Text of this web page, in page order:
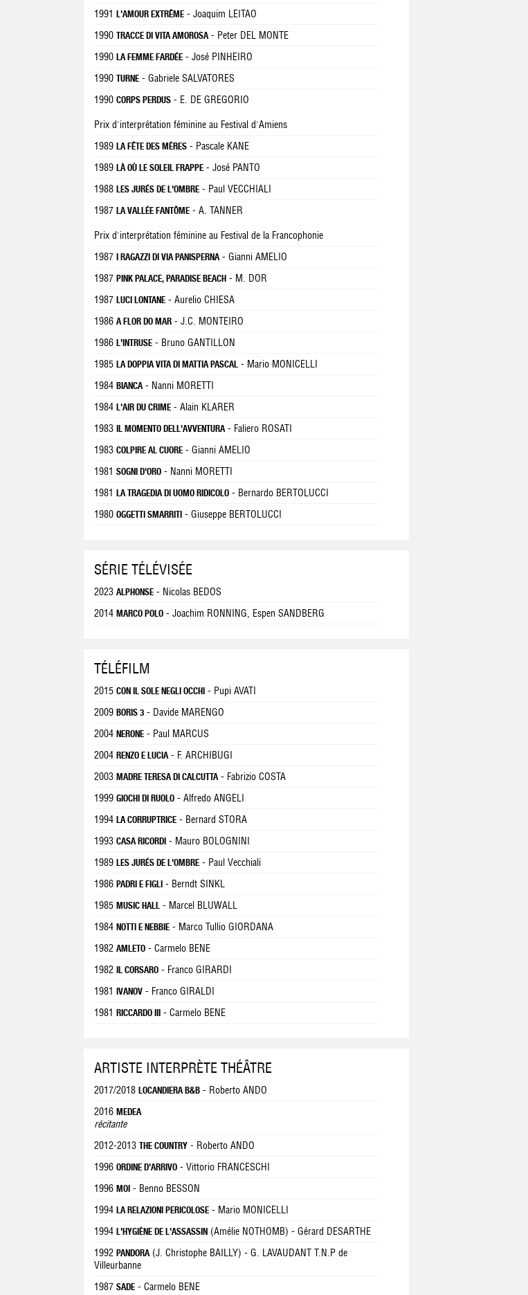
1991 L'AMOUR EXTRÊME - Joaquim LEITAO
1990 TRACCE DI VITA AMOROSA- Peter DEL MONTE
1990 LA FEMME FARDÉE - José PINHEIRO
1990 TURNE - Gabriele SALVATORES
1990 CORPS PERDUS - E. DE GREGORIO
Prix d'interprétation féminine au Festival d'Amiens
1989 LA FÊTE DES MÈRES - Pascale KANE
1989 LÀ OÙ LE SOLEIL FRAPPE - José PANTO
1988 LES JURÉS DE L'OMBRE - Paul VECCHIALI
1987 LA VALLÉE FANTÔME - A. TANNER
Prix d'interprétation féminine au Festival de la Francophonie
1987
I RAGAZZI DI VIA PANISPERNA- Gianni AMELIO
1987 PINK PALACE, PARADISE BEACH - M. DOR
1987 LUCI LONTANE - Aurelio CHIESA
1986 A FLOR DO MAR - J.C. MONTEIRO
1986 L'INTRUSE - Bruno GANTILLON
1985 LA DOPPIA VITA DI MATTIA PASCAL - Mario MONICELLI
1984 BIANCA- Nanni MORETTI
1984 L'AIR DU CRIME - Alain KLARER
1983 IL MOMENTO DELL'AVVENTURA- Faliero ROSATI
1983 COLPIRE AL CUORE - Gianni AMELIO
1981 SOGNI D'ORO - Nanni MORETTI
1981 LA TRAGEDIA DI UOMO RIDICOLO - Bernardo BERTOLUCCI
1980 OGGETTI SMARRITI - Giuseppe BERTOLUCCI
SÉRIE TÉLÉVISÉE
2023 ALPHONSE - Nicolas BEDOS
2014 MARCO POLO - Joachim RONNING, Espen SANDBERG
TÉLÉFILM
2015 CON IL SOLE NEGLI OCCHI - Pupi AVATI
2009 BORIS 3 - Davide MARENGO
2004 NERONE - Paul MARCUS
2004 RENZO E LUCIA- F. ARCHIBUGI
2003 MADRE TERESA DI CALCUTTA- Fabrizio COSTA
1999 GIOCHI DI RUOLO - Alfredo ANGELI
1994 LA CORRUPTRICE - Bernard STORA
1993 CASA RICORDI - Mauro BOLOGNINI
1989 LES JURÉS DE L'OMBRE - Paul Vecchiali
1986 PADRI E FIGLI - Berndt SINKL
1985 MUSIC HALL - Marcel BLUWALL
1984 NOTTI E NEBBIE - Marco Tullio GIORDANA
1982 AMLETO - Carmelo BENE
1982 IL CORSARO - Franco GIRARDI
1981 IVANOV - Franco GIRALDI
1981 RICCARDO III - Carmelo BENE
ARTISTE INTERPRÈTE THÉÂTRE
2017/2018 LOCANDIERA B&B - Roberto ANDO
2016 MEDEA
récitante
2012-2013 THE COUNTRY - Roberto ANDO
1996 ORDINE D'ARRIVO - Vittorio FRANCESCHI
1996 MOI - Benno BESSON
1994 LA RELAZIONI PERICOLOSE - Mario MONICELLI
1994 L'HYGIÈNE DE L'ASSASSIN (Amélie NOTHOMB) - Gérard DESARTHE
1992 PANDORA(J. Christophe BAILLY) - G. LAVAUDANT T.N.P de
Villeurbanne
1987 SADE - Carmelo BENE